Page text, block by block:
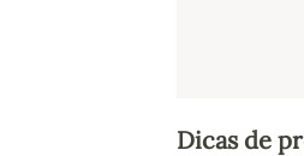
Dicas de